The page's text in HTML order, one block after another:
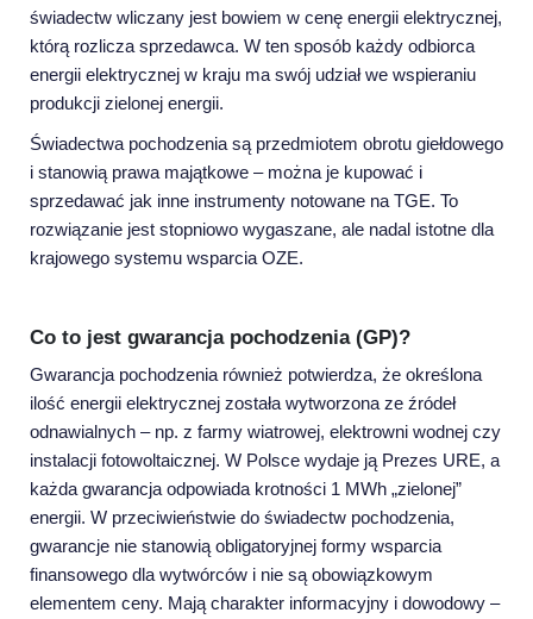
świadectw wliczany jest bowiem w cenę energii elektrycznej,
którą rozlicza sprzedawca. W ten sposób każdy odbiorca
energii elektrycznej w kraju ma swój udział we wspieraniu
produkcji zielonej energii.
Świadectwa pochodzenia są przedmiotem obrotu giełdowego
i stanowią prawa majątkowe – można je kupować i
sprzedawać jak inne instrumenty notowane na TGE. To
rozwiązanie jest stopniowo wygaszane, ale nadal istotne dla
krajowego systemu wsparcia OZE.
Co to jest gwarancja pochodzenia (GP)?
Gwarancja pochodzenia również potwierdza, że określona
ilość energii elektrycznej została wytworzona ze źródeł
odnawialnych – np. z farmy wiatrowej, elektrowni wodnej czy
instalacji fotowoltaicznej. W Polsce wydaje ją Prezes URE, a
każda gwarancja odpowiada krotności 1 MWh „zielonej”
energii. W przeciwieństwie do świadectw pochodzenia,
gwarancje nie stanowią obligatoryjnej formy wsparcia
finansowego dla wytwórców i nie są obowiązkowym
elementem ceny. Mają charakter informacyjny i dowodowy –